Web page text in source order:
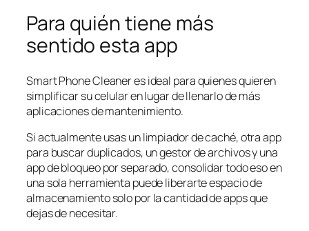
Para quién tiene más
sentido esta app
Smart Phone Cleaner es ideal para quienes quieren
simplificar su celular en lugar de llenarlo de más
aplicaciones de mantenimiento.
Si actualmente usas un limpiador de caché, otra app
para buscar duplicados, un gestor de archivos y una
app de bloqueo por separado, consolidar todo eso en
una sola herramienta puede liberarte espacio de
almacenamiento solo por la cantidad de apps que
dejas de necesitar.